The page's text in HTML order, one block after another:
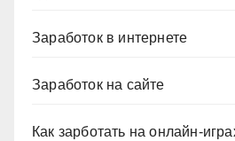
Заработок в интернете
Заработок на сайте
Как зарботать на онлайн-